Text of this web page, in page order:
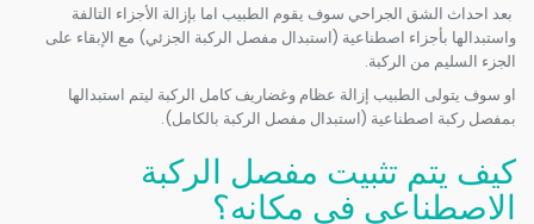
بعد احداث الشق الجراحي سوف يقوم الطبيب اما بإزالة الأجزاء التالفة
واستبدالها بأجزاء اصطناعية (استبدال مفصل الركبة الجزئي) مع الإبقاء على
الجزء السليم من الركبة.
او سوف يتولى الطبيب إزالة عظام وغضاريف كامل الركبة ليتم استبدالها
بمفصل ركبة اصطناعية (استبدال مفصل الركبة بالكامل).
كيف يتم تثبيت مفصل الركبة
الاصطناعي في مكانه؟